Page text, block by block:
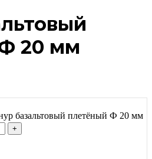
20 мм
базальтовый плетёный Ф 20 мм